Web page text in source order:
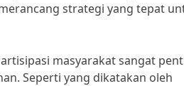
strategi yang tepat
masyarakat sangat
Seperti yang dikatakan oleh